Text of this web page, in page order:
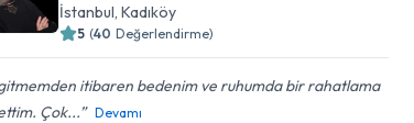
İstanbul, Kadıköy
5 (40 Değerlendirme)
itibaren bedenim ve ruhumda bir rahatlama
Çok...
Devamı